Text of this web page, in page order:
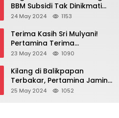
BBM Subsidi Tak Dinikmati
Orang Kaya!
24 May 2024 1153
Terima Kasih Sri Mulyani!
Pertamina Terima
Kompensasi BBM Rp 43,52
23 May 2024 1090
Kilang di Balikpapan
Terbakar, Pertamina Jamin
Pasokan BBM Aman
25 May 2024 1052